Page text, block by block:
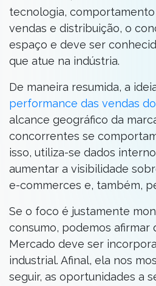
tecnologia, comportamento
vendas e distribuição, o
espaço e deve ser
que atue na indústria.
De maneira resumida, a
performance das vendas
alcance geográfico da
concorrentes se
isso, utiliza-se dados
aumentar a visibilidade
e-commerces e, também,
Se o foco é justamente
consumo, podemos afirmar
Mercado deve ser
industrial. Afinal, ela nos
seguir, as oportunidades a